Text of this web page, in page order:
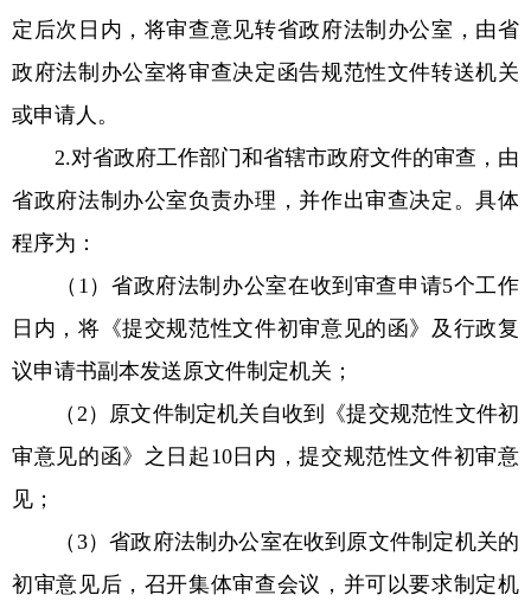
定后次日内，将审查意见转省政府法制办公室，由省
政府法制办公室将审查决定函告规范性文件转送机关
或申请人。
2.对省政府工作部门和省辖市政府文件的审查，由
省政府法制办公室负责办理，并作出审查决定。具体
程序为：
（1）省政府法制办公室在收到审查申请5个工作
日内，将《提交规范性文件初审意见的函》及行政复
议申请书副本发送原文件制定机关；
（2）原文件制定机关自收到《提交规范性文件初
审意见的函》之日起10日内，提交规范性文件初审意
见；
（3）省政府法制办公室在收到原文件制定机关的
初审意见后，召开集体审查会议，并可以要求制定机